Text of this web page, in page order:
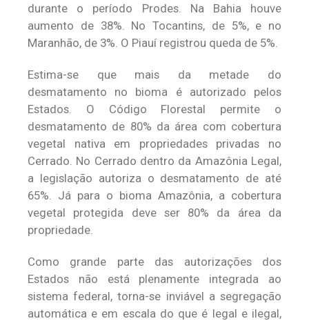
durante o período Prodes. Na Bahia houve
aumento de 38%. No Tocantins, de 5%, e no
Maranhão, de 3%. O Piauí registrou queda de 5%.
Estima-se que mais da metade do
desmatamento no bioma é autorizado pelos
Estados. O Código Florestal permite o
desmatamento de 80% da área com cobertura
vegetal nativa em propriedades privadas no
Cerrado. No Cerrado dentro da Amazônia Legal,
a legislação autoriza o desmatamento de até
65%. Já para o bioma Amazônia, a cobertura
vegetal protegida deve ser 80% da área da
propriedade.
Como grande parte das autorizações dos
Estados não está plenamente integrada ao
sistema federal, torna-se inviável a segregação
automática e em escala do que é legal e ilegal,